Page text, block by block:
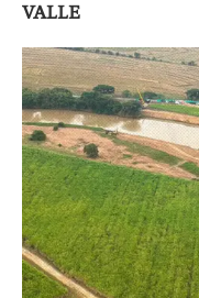
VALLE